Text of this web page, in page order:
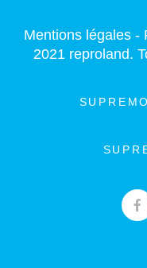
Mentions légales-
2021 reproland.